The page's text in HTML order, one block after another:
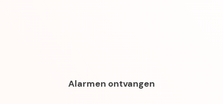
Alarmen ontvangen